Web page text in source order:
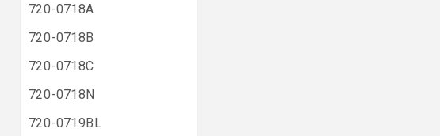
720-0718A
720-0718B
720-0718C
720-0718N
720-0719BL